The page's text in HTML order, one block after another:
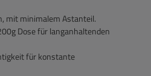
mit minimalem Astanteil.
Dose für langanhaltenden
für konstante